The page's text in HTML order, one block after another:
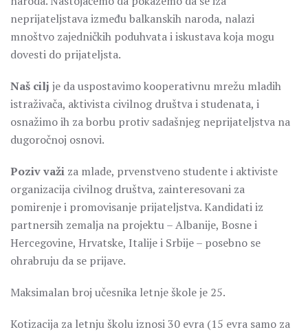
neprijateljstava između balkanskih naroda, nalazi
mnoštvo zajedničkih poduhvata i iskustava koja mogu
dovesti do prijateljsta.
Naš cilj je da uspostavimo kooperativnu mrežu mladih
istraživača, aktivista civilnog društva i studenata, i
osnažimo ih za borbu protiv sadašnjeg neprijateljstva na
dugoročnoj osnovi.
Poziv važi za mlade, prvenstveno studente i aktiviste
organizacija civilnog društva, zainteresovani za
pomirenje i promovisanje prijateljstva. Kandidati iz
partnersih zemalja na projektu – Albanije, Bosne i
Hercegovine, Hrvatske, Italije i Srbije – posebno se
ohrabruju da se prijave.
Maksimalan broj učesnika letnje škole je 25.
Kotizacija za letnju školu iznosi 30 evra (15 evra samo za